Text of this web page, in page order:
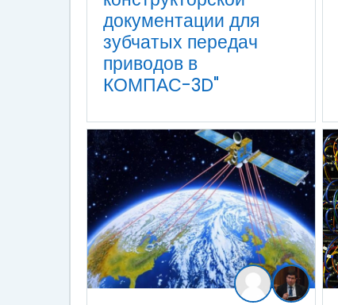
документации для
зубчатых передач
приводов в
КОМПАС-3D"